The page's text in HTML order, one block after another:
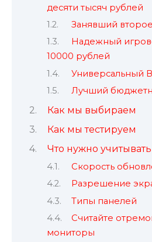
десяти тысяч рублей
Занявший
Надежный
10000 рублей
Универсальный
Лучший
Как мы выбираем
Как мы тестируем
Что нужно учитывать
Скорость
Разрешение
Типы панелей
Считайте
мониторы